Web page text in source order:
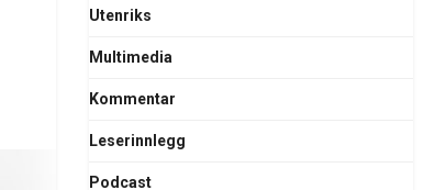
Utenriks
Multimedia
Kommentar
Leserinnlegg
Podcast